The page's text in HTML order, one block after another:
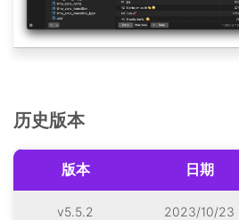
历史版本
版本 日期
v5.5.2 2023/10/23